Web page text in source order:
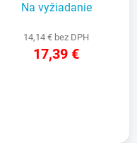
Na vyžiadanie
14,14 € bez DPH
17,39 €